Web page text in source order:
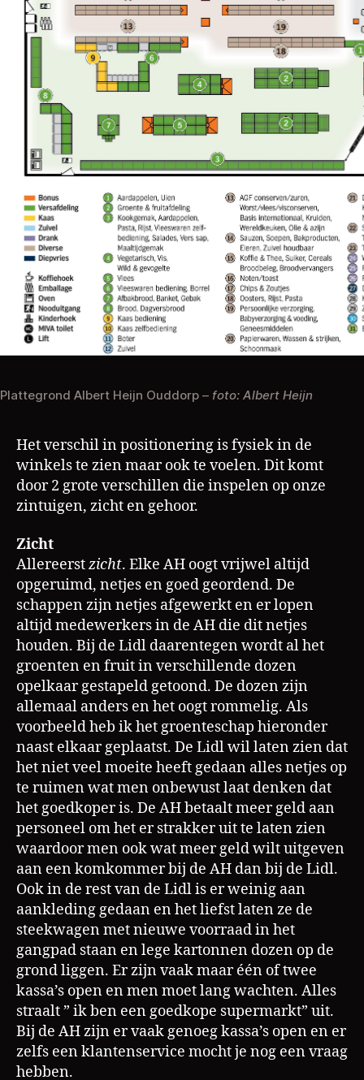
Plattegrond Albert Heijn Ouddorp – foto: Albert Heijn
Het verschil in positionering is fysiek in de
winkels te zien maar ook te voelen. Dit komt
door 2 grote verschillen die inspelen op onze
zintuigen, zicht en gehoor.
Zicht
Allereerstzicht. Elke AH oogt vrijwel altijd
opgeruimd, netjes en goed geordend. De
schappen zijn netjes afgewerkt en er lopen
altijd medewerkers in de AH die dit netjes
houden. Bij de Lidl daarentegen wordt al het
groenten en fruit in verschillende dozen
opelkaar gestapeld getoond. De dozen zijn
allemaal anders en het oogt rommelig. Als
voorbeeld heb ik het groenteschap hieronder
naast elkaar geplaatst. De Lidl wil laten zien dat
het niet veel moeite heeft gedaan alles netjes op
te ruimen wat men onbewust laat denken dat
het goedkoper is. De AH betaalt meer geld aan
personeel om het er strakker uit te laten zien
waardoor men ook wat meer geld wilt uitgeven
aan een komkommer bij de AH dan bij de Lidl.
Ook in de rest van de Lidl is er weinig aan
aankleding gedaan en het liefst laten ze de
steekwagen met nieuwe voorraad in het
gangpad staan en lege kartonnen dozen op de
grond liggen. Er zijn vaak maar één of twee
kassa’s open en men moet lang wachten. Alles
straalt ” ik ben een goedkope supermarkt” uit.
Bij de AH zijn er vaak genoeg kassa’s open en er
zelfs een klantenservice mocht je nog een vraag
hebben.